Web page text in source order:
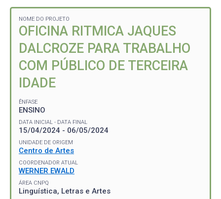
NOME DO PROJETO
OFICINA RITMICA JAQUES
DALCROZE PARA TRABALHO
COM PÚBLICO DE TERCEIRA
IDADE
ÊNFASE
ENSINO
DATA INICIAL - DATA FINAL
15/04/2024 - 06/05/2024
UNIDADE DE ORIGEM
Centro de Artes
COORDENADOR ATUAL
WERNER EWALD
ÁREA CNPQ
Linguística, Letras e Artes